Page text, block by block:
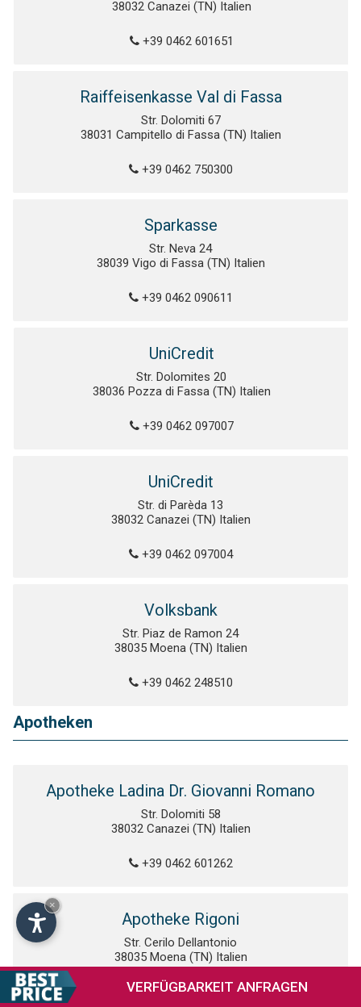
VERFÜGBARKEIT ANFRAGEN
38032 Canazei (TN) Italien
+39 0462 601651
Raiffeisenkasse Val di Fassa
Str. Dolomiti 67
38031 Campitello di Fassa (TN) Italien
+39 0462 750300
Sparkasse
Str. Neva 24
38039 Vigo di Fassa (TN) Italien
+39 0462 090611
UniCredit
Str. Dolomites 20
38036 Pozza di Fassa (TN) Italien
+39 0462 097007
UniCredit
Str. di Parèda 13
38032 Canazei (TN) Italien
+39 0462 097004
Volksbank
Str. Piaz de Ramon 24
38035 Moena (TN) Italien
+39 0462 248510
Apotheken
Apotheke Ladina Dr. Giovanni Romano
Str. Dolomiti 58
38032 Canazei (TN) Italien
+39 0462 601262
Apotheke Rigoni
Str. Cerilo Dellantonio
38035 Moena (TN) Italien
+39 0462 573234
×